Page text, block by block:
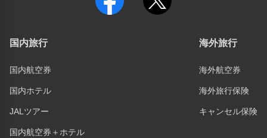
国内旅行
国内航空券
国内ホテル
JALツアー
国内航空券＋ホテル
海外旅行
海外航空券
海外旅行保険
キャンセル保険